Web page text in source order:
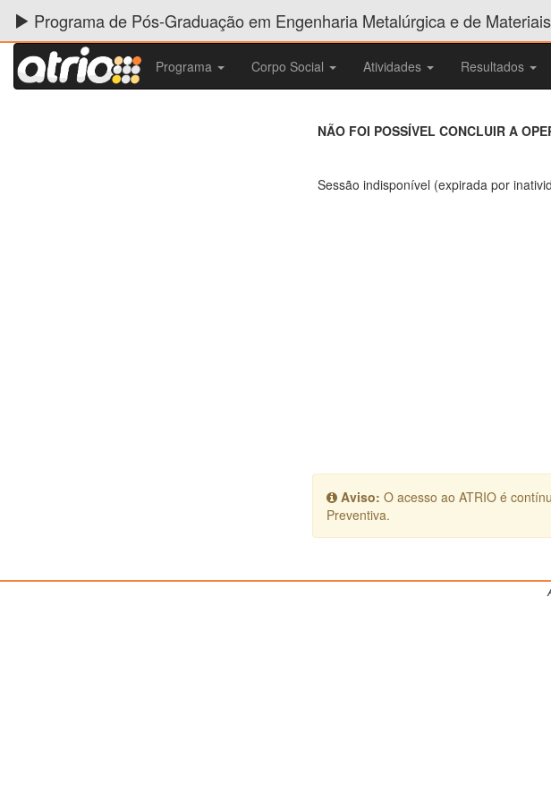
Programa de Pós-Graduação em Engenharia Metalúrgica e de
Programa Corpo Social Atividades Resultados
NÃO FOI POSSÍVEL CONCLUIR A
Sessão indisponível (expirada por
Aviso: O acesso ao ATRIO é
Preventiva.